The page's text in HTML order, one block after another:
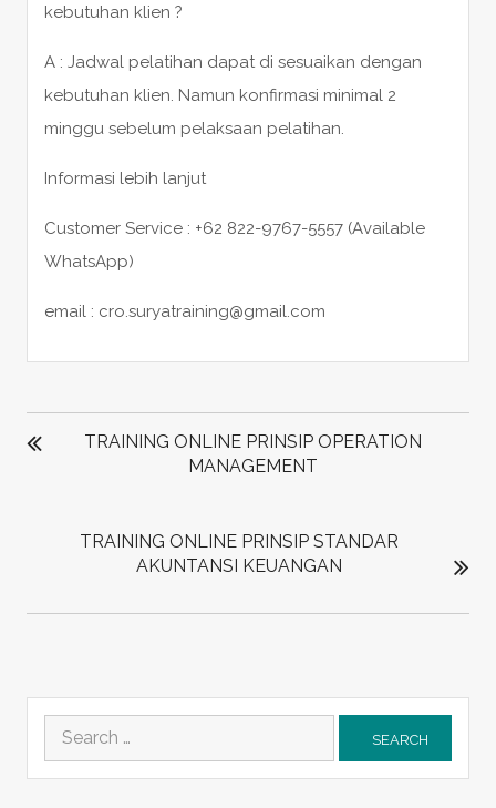
kebutuhan klien ?
A : Jadwal pelatihan dapat di sesuaikan dengan
kebutuhan klien. Namun konfirmasi minimal 2
minggu sebelum pelaksaan pelatihan.
Informasi lebih lanjut
Customer Service : +62 822-9767-5557 (Available
WhatsApp)
email : cro.suryatraining@gmail.com
POST
NAVIGATION
TRAINING ONLINE PRINSIP OPERATION
MANAGEMENT
TRAINING ONLINE PRINSIP STANDAR
AKUNTANSI KEUANGAN
Search
for: